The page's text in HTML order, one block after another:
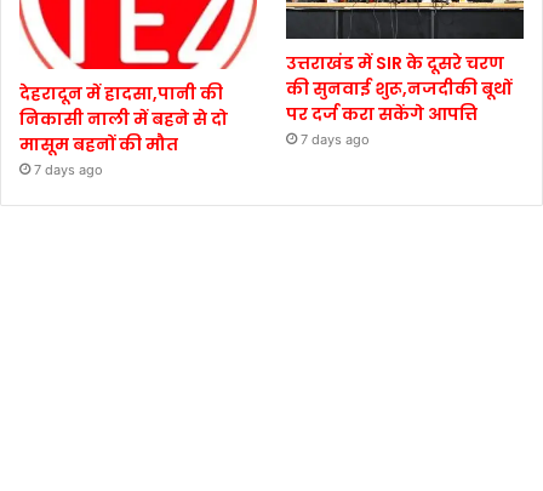
देहरादून में हादसा,पानी की
निकासी नाली में बहने से दो
मासूम बहनों की मौत
7 days ago
उत्तराखंड में SIR के दूसरे चरण
की सुनवाई शुरू,नजदीकी बूथों
पर दर्ज करा सकेंगे आपत्ति
7 days ago